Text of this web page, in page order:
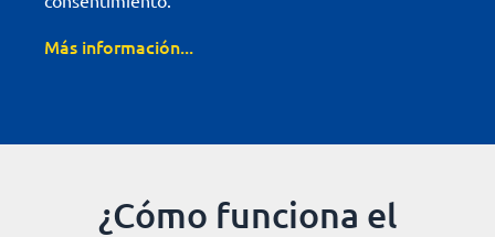
Más información...
¿Cómo funciona el